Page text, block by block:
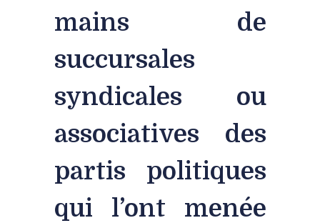
mains de
succursales
syndicales ou
associatives des
partis politiques
qui l’ont menée